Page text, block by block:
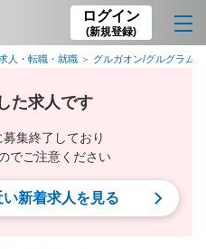
ログイン
(新規登録)
人・転職・就職 グルガオン/グルグラム
た求人です
集終了しており
でご注意ください
新着求人を見る